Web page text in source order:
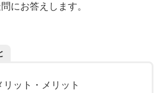
にお答えします。
ット・メリット